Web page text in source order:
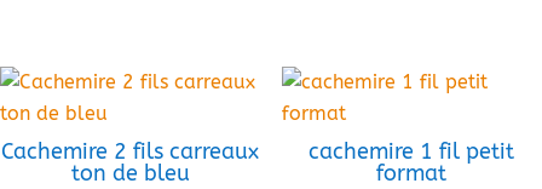
Cachemire 2 fils carreaux
ton de bleu
cachemire 1 fil petit
format